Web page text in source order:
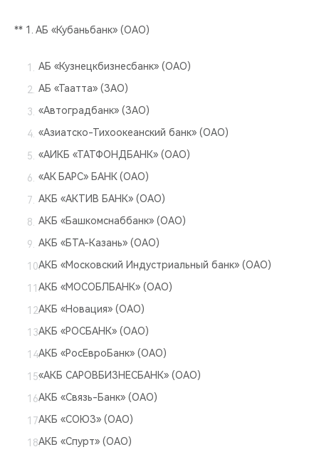
** 1. АБ «Кубаньбанк» (ОАО)
АБ «Кузнецкбизнесбанк» (ОАО)
АБ «Таатта» (ЗАО)
«Автоградбанк» (ЗАО)
«Азиатско-Тихоокеанский банк» (ОАО)
«АИКБ «ТАТФОНДБАНК» (ОАО)
«АК БАРС» БАНК (ОАО)
АКБ «АКТИВ БАНК» (ОАО)
АКБ «Башкомснаббанк» (ОАО)
АКБ «БТА-Казань» (ОАО)
АКБ «Московский Индустриальный банк» (ОАО)
АКБ «МОСОБЛБАНК» (ОАО)
АКБ «Новация» (ОАО)
АКБ «РОСБАНК» (ОАО)
АКБ «РосЕвроБанк» (ОАО)
«АКБ САРОВБИЗНЕСБАНК» (ОАО)
АКБ «Связь-Банк» (ОАО)
АКБ «СОЮЗ» (ОАО)
АКБ «Спурт» (ОАО)